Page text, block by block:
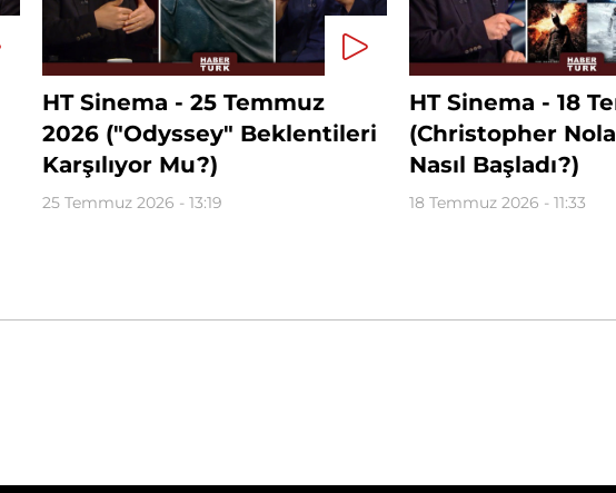
HT Sinema - 25 Temmuz
2026 ("Odyssey" Beklentileri
Karşılıyor Mu?)
25 Temmuz 2026 - 13:19
HT Sinema - 18
(Christopher
Nasıl Başladı?)
18 Temmuz 2026 - 11:33